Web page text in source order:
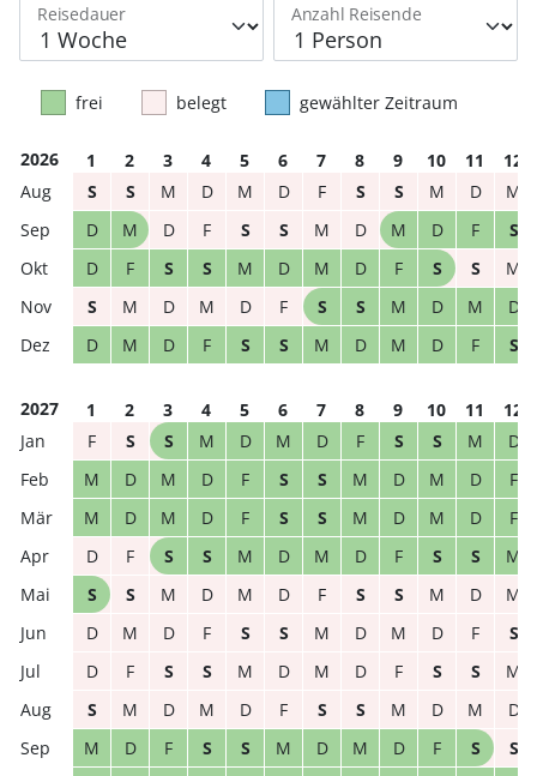
Reisedauer Anzahl Reisende
frei belegt gewählter Zeitraum
2026 1 2 3 4 5 6 7 8 9 10 11
12
S
S M D M D F S S M D
M
D
M D F S S M D M D F
S
D
F S S M D M D F S S
M
S
M D M D F S S M D M
D
D
M D F S S M D M D F S
2027 1 2 3 4 5 6 7 8 9 10 11
12
F
S S M D M D F S S M
D
M
D M D F S S M D M D
F
M
D M D F S S M D M D
F
D
F S S M D M D F S S
M
S
S M D M D F S S M D
M
D
M D F S S M D M D F
S
D
F S S M D M D F S S
M
S
M D M D F S S M D M
D
M
D F S S M D M D F S
S